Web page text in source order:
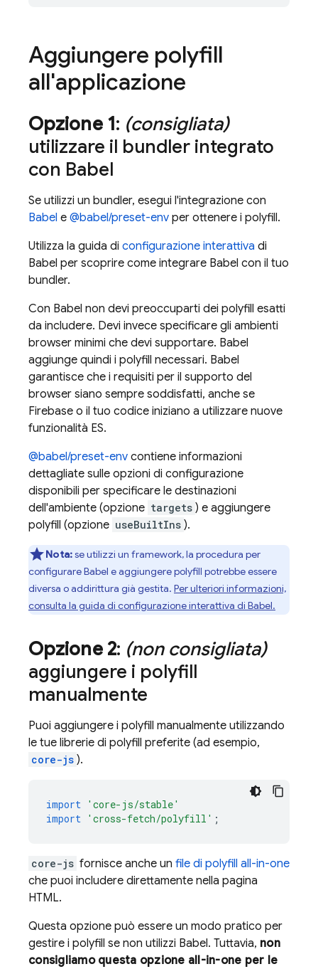
Aggiungere polyfill
all'applicazione
Opzione 1: (consigliata)
utilizzare il bundler integrato
con Babel
Se utilizzi un bundler, esegui l'integrazione con
Babel e @babel/preset-env per ottenere i polyfill.
Utilizza la guida di configurazione interattiva di
Babel per scoprire come integrare Babel con il tuo
bundler.
Con Babel non devi preoccuparti dei polyfill esatti
da includere. Devi invece specificare gli ambienti
browser minimi che devi supportare. Babel
aggiunge quindi i polyfill necessari. Babel
garantisce che i requisiti per il supporto del
browser siano sempre soddisfatti, anche se
Firebase o il tuo codice iniziano a utilizzare nuove
funzionalità ES.
@babel/preset-env contiene informazioni
dettagliate sulle opzioni di configurazione
disponibili per specificare le destinazioni
dell'ambiente (opzione targets ) e aggiungere
polyfill (opzione useBuiltIns ).
Nota:se utilizzi un framework, la procedura per
configurare Babel e aggiungere polyfill potrebbe essere
diversa o addirittura già gestita. Per ulteriori informazioni,
consulta la guida di configurazione interattiva di Babel.
Opzione 2: (non consigliata)
aggiungere i polyfill
manualmente
Puoi aggiungere i polyfill manualmente utilizzando
le tue librerie di polyfill preferite (ad esempio,
core-js ).
import 'core-js/stable'
import 'cross-fetch/polyfill' ;
core-js fornisce anche un file di polyfill all-in-one
che puoi includere direttamente nella pagina
HTML.
Questa opzione può essere un modo pratico per
gestire i polyfill se non utilizzi Babel. Tuttavia, non
consigliamo questa opzione all-in-one per le